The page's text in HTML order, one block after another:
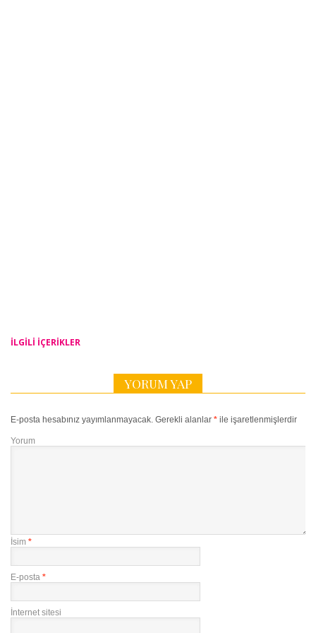
İLGILI IÇERIKLER
YORUM YAP
E-posta hesabınız yayımlanmayacak. Gerekli alanlar * ile işaretlenmişlerdir
Yorum
İsim *
E-posta *
İnternet sitesi